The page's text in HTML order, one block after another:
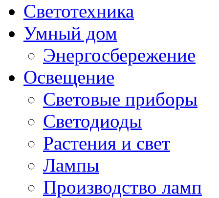
Светотехника
Умный дом
Энергосбережение
Освещение
Световые приборы
Светодиоды
Растения и свет
Лампы
Производство ламп